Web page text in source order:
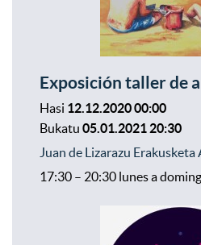
Exposición taller de
Hasi 12.12.2020 00:00
Bukatu 05.01.2021 20:30
Juan de Lizarazu
17:30 – 20:30 lunes a